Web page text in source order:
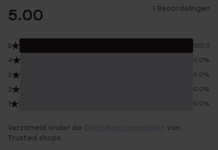
5.00 1 Beoordelingen
5 100.0%
4 0.0%
3 0.0%
2 0.0%
1 0.0%
Verzameld onder de
van
Trusted shops